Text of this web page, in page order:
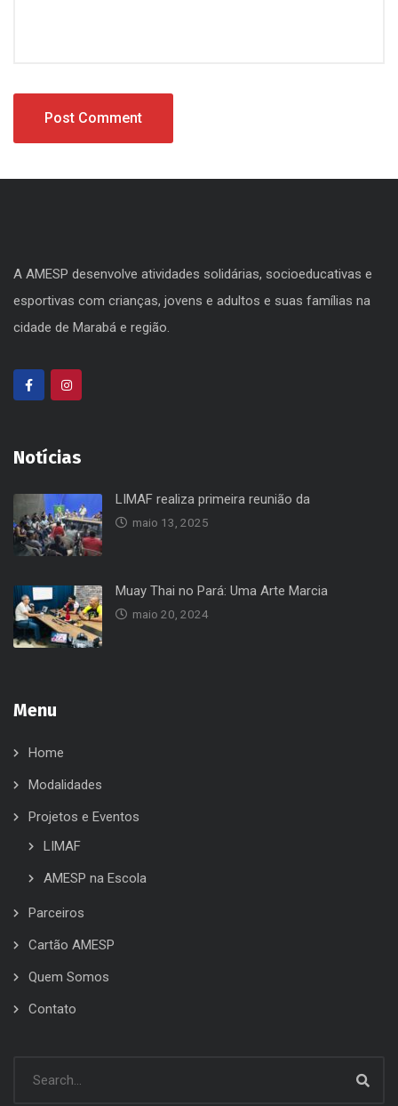
A AMESP desenvolve atividades solidárias, socioeducativas e
esportivas com crianças, jovens e adultos e suas famílias na
cidade de Marabá e região.
Notícias
LIMAF realiza primeira reunião da
maio 13, 2025
Muay Thai no Pará: Uma Arte Marcia
maio 20, 2024
Menu
Home
Modalidades
Projetos e Eventos
LIMAF
AMESP na Escola
Parceiros
Cartão AMESP
Quem Somos
Contato